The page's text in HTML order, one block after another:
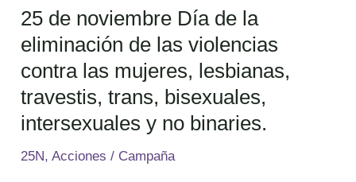
25 de noviembre Día de la
eliminación de las violencias
contra las mujeres, lesbianas,
travestis, trans, bisexuales,
intersexuales y no binaries.
25N,Acciones / Campaña
trans,
bisexuales,
intersexuales
y
no
binaries.